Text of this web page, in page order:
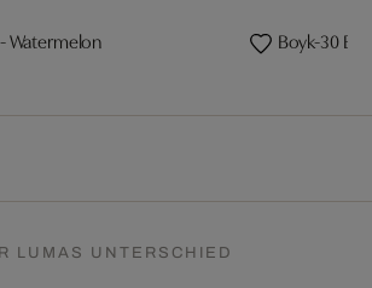
Watermelon Boyk-30
LUMAS UNTERSCHIED